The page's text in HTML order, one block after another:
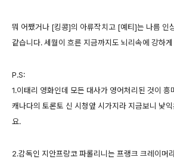
뭐 어쨌거나 [킹콩]의 아류작치고 [예티]는 나름 인
같습니다. 세월이 흐른 지금까지도 뇌리속에 강하
P.S:
1.이태리 영화인데 모든 대사가 영어처리된 것이 흥
캐나다의 토론토 신 시청앞 시가지라 지금보니 낯
요.
2.감독인 지안프랑코 파롤리니는 프랭크 크레이머